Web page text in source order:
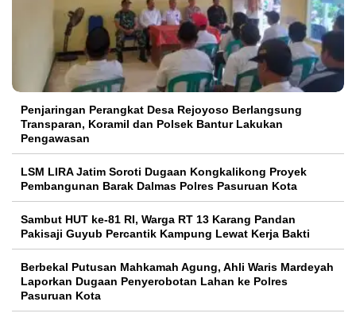
Penjaringan Perangkat Desa Rejoyoso Berlangsung
Transparan, Koramil dan Polsek Bantur Lakukan
Pengawasan
LSM LIRA Jatim Soroti Dugaan Kongkalikong Proyek
Pembangunan Barak Dalmas Polres Pasuruan Kota
Sambut HUT ke-81 RI, Warga RT 13 Karang Pandan
Pakisaji Guyub Percantik Kampung Lewat Kerja Bakti
Berbekal Putusan Mahkamah Agung, Ahli Waris Mardeyah
Laporkan Dugaan Penyerobotan Lahan ke Polres
Pasuruan Kota